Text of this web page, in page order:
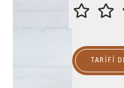
TARIFI